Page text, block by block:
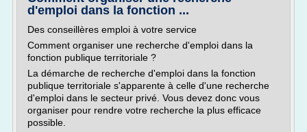
d'emploi dans la fonction ...
Des conseillères emploi à votre service
Comment organiser une recherche d'emploi dans la
fonction publique territoriale ?
La démarche de recherche d'emploi dans la fonction
publique territoriale s'apparente à celle d'une recherche
d'emploi dans le secteur privé. Vous devez donc vous
organiser pour rendre votre recherche la plus efficace
possible.